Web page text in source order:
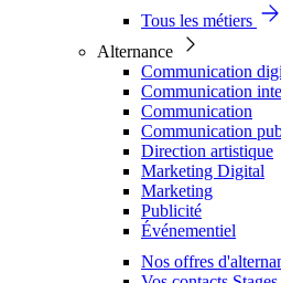
Tous les métiers
Alternance
Communication
Communication
Communication
Communication
Direction artistique
Marketing Digital
Marketing
Publicité
Événementiel
Nos offres